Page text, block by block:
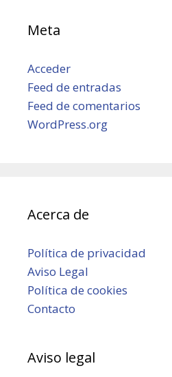
Meta
Acceder
Feed de entradas
Feed de comentarios
WordPress.org
Acerca de
Política de privacidad
Aviso Legal
Política de cookies
Contacto
Aviso legal